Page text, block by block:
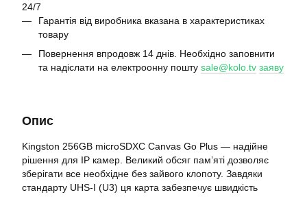
24/7
Гарантія від виробника вказана в характеристиках
товару
Повернення впродовж 14 днів. Необхідно заповнити
та надіслати на електроонну пошту sale@kolo.tv заяву
Опис
Kingston 256GB microSDXC Canvas Go Plus — надійне
рішення для IP камер. Великий обсяг пам’яті дозволяє
зберігати все необхідне без зайвого клопоту. Завдяки
стандарту UHS-I (U3) ця карта забезпечує швидкість